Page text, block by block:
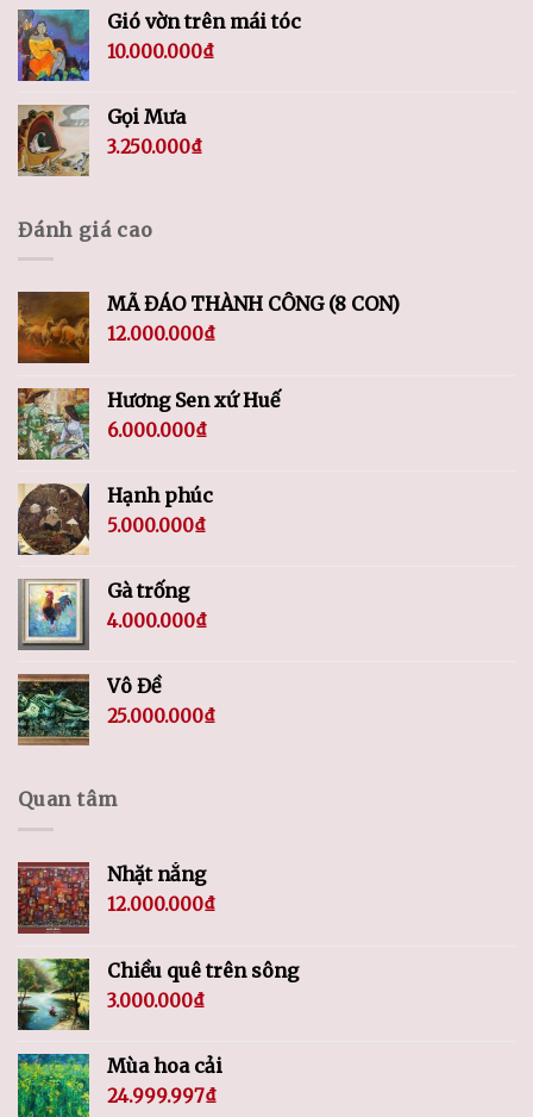
Gió vờn trên mái tóc
10.000.000₫
Gọi Mưa
3.250.000₫
Đánh giá cao
MÃ ĐÁO THÀNH CÔNG (8 CON)
12.000.000₫
Hương Sen xứ Huế
6.000.000₫
Hạnh phúc
5.000.000₫
Gà trống
4.000.000₫
Vô Đề
25.000.000₫
Quan tâm
Nhặt nắng
12.000.000₫
Chiều quê trên sông
3.000.000₫
Mùa hoa cải
24.999.997₫